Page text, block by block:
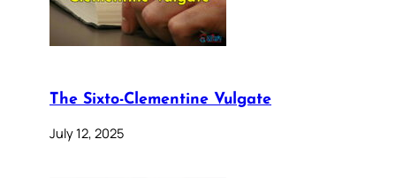
The Sixto-Clementine Vulgate
July 12, 2025